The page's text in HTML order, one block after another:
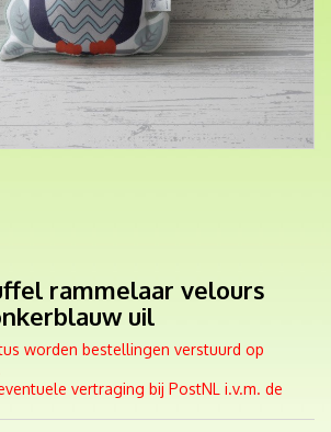
rammelaar velours
uil
worden bestellingen verstuurd op
vertraging bij PostNL i.v.m. de